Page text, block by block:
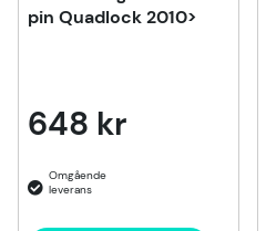
pin Quadlock 2010>
648 kr